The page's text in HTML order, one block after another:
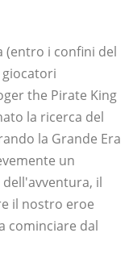
(entro i confini del
the Pirate King
la ricerca del
la Grande Era
un
il
il nostro eroe
cominciare dal